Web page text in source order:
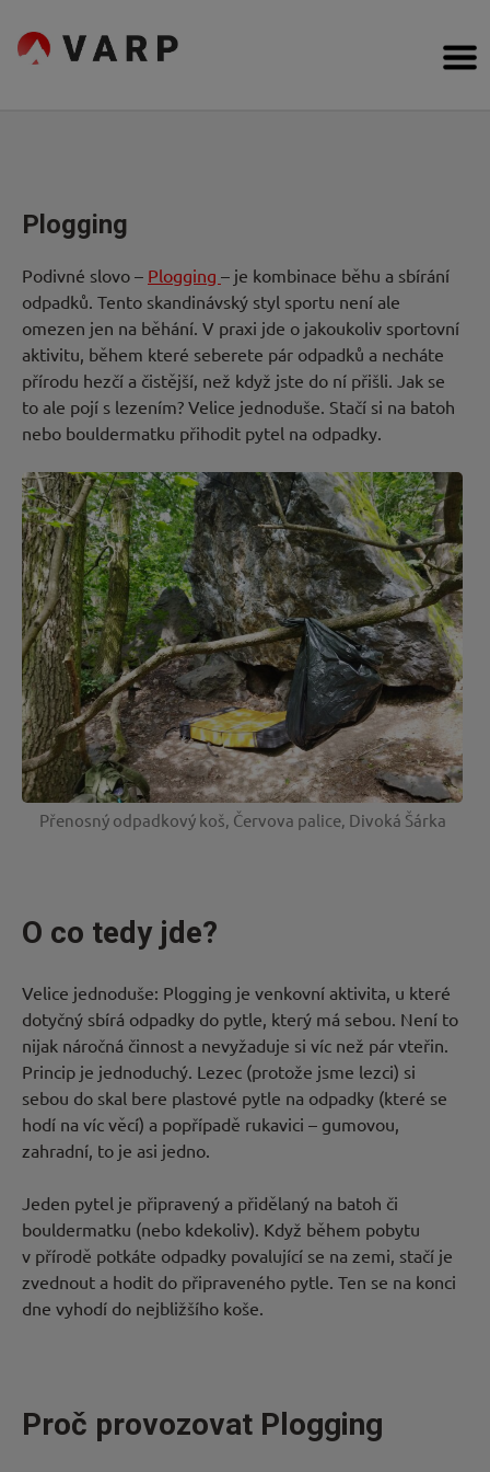
obsah
Inspirace
Komunita
Kdo
jsme
Forum
Obchod
Nová
cesta
Plogging
Podivné slovo – Plogging – je kombinace běhu a sbírání
odpadků. Tento skandinávský styl sportu není ale
omezen jen na běhání. V praxi jde o jakoukoliv sportovní
aktivitu, během které seberete pár odpadků a necháte
přírodu hezčí a čistější, než když jste do ní přišli. Jak se
to ale pojí s lezením? Velice jednoduše. Stačí si na batoh
nebo bouldermatku přihodit pytel na odpadky.
Přenosný odpadkový koš, Červova palice, Divoká Šárka
O co tedy jde?
Velice jednoduše: Plogging je venkovní aktivita, u které
dotyčný sbírá odpadky do pytle, který má sebou. Není to
nijak náročná činnost a nevyžaduje si víc než pár vteřin.
Princip je jednoduchý. Lezec (protože jsme lezci) si
sebou do skal bere plastové pytle na odpadky (které se
hodí na víc věcí) a popřípadě rukavici – gumovou,
zahradní, to je asi jedno.
Jeden pytel je připravený a přidělaný na batoh či
bouldermatku (nebo kdekoliv). Když během pobytu
v přírodě potkáte odpadky povalující se na zemi, stačí je
zvednout a hodit do připraveného pytle. Ten se na konci
dne vyhodí do nejbližšího koše.
Proč provozovat Plogging